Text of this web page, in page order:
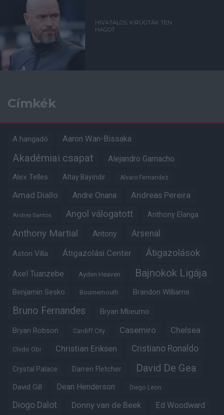
HIVATALOS: KIRÚGTÁK TEN
HAGOT
Címkék
A hangadó Aaron Wan-Bissaka
Akadémiai csapat Alejandro Garnacho
Alex Telles Altay Bayindir Alvaro Fernandez
Amad Diallo Andre Onana Andreas Pereira
Andrey Santos Angol válogatott Anthony Elanga
Anthony Martial Antony Arsenal
Aston Villa Átigazolási Center Átigazolások
Axel Tuanzebe Ayden Heaven Bajnokok Ligája
Benjamin Sesko Bournemouth Brandon Williams
Bruno Fernandes Bryan Mbeumo
Bryan Robson Cardiff City Casemiro Chelsea
Chido Obi Christian Eriksen Cristiano Ronaldo
Crystal Palace Darren Fletcher David De Gea
David Gill Dean Henderson Diego Leon
Diogo Dalot Donny van de Beek Ed Woodward